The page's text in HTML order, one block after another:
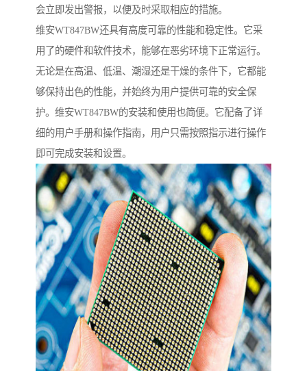
会立即发出警报，以便及时采取相应的措施。
维安WT847BW还具有高度可靠的性能和稳定性。它采
用了的硬件和软件技术，能够在恶劣环境下正常运行。
无论是在高温、低温、潮湿还是干燥的条件下，它都能
够保持出色的性能，并始终为用户提供可靠的安全保
护。维安WT847BW的安装和使用也简便。它配备了详
细的用户手册和操作指南，用户只需按照指示进行操作
即可完成安装和设置。